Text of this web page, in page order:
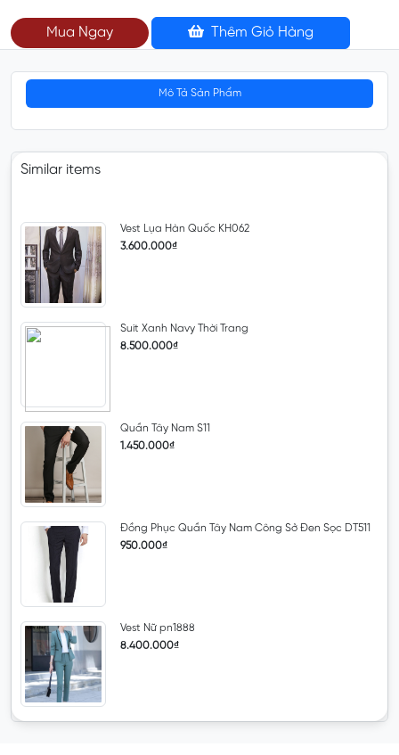
Mua Ngay Thêm Giỏ Hàng
Mô Tả Sản Phẩm
Similar items
Vest Lụa Hàn Quốc KH062
3.600.000₫
Suit Xanh Navy Thời Trang
8.500.000₫
Quần Tây Nam S11
1.450.000₫
Đồng Phục Quần Tây Nam Công Sở Đen Sọc DT511
950.000₫
Vest Nữ pn1888
8.400.000₫